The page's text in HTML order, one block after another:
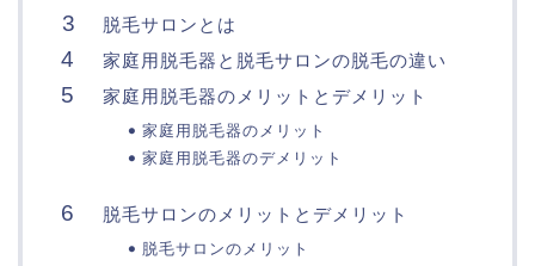
脱毛サロンとは
家庭用脱毛器と脱毛サロンの脱毛の違い
家庭用脱毛器のメリットとデメリット
家庭用脱毛器のメリット
家庭用脱毛器のデメリット
脱毛サロンのメリットとデメリット
脱毛サロンのメリット